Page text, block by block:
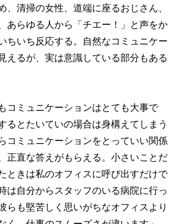
、清掃の女性、道端に座るおじさん、
あらゆる人から「チエー！」と声をか
ちいち反応する。自然なコミュニケー
えるが、実は意識している部分もある
コミュニケーションはとても大事で
るとたいていの場合は身構えてしまう
コミュニケーションをとっていい関係
正直な答えがもらえる。小さいことだ
ときは私のオフィスに呼び出すだけで
は自分からスタッフのいる病院に行っ
らも堅苦しく思いがちなオフィスより